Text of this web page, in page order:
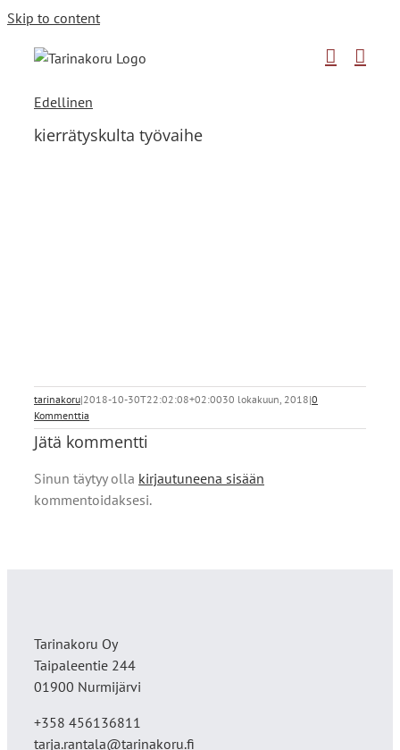
Skip to content
Edellinen
kierrätyskulta työvaihe
tarinakoru|2018-10-30T22:02:08+02:0030 lokakuun, 2018|0
Kommenttia
Jätä kommentti
Sinun täytyy olla kirjautuneena sisään
kommentoidaksesi.
Tarinakoru Oy
Taipaleentie 244
01900 Nurmijärvi
+358 456136811
tarja.rantala@tarinakoru.fi